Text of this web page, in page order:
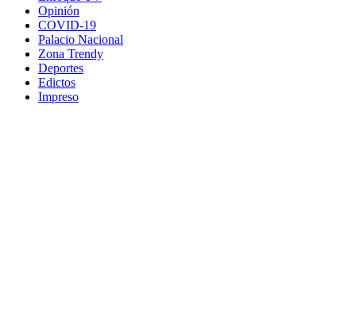
Opinión
COVID-19
Palacio Nacional
Zona Trendy
Deportes
Edictos
Impreso